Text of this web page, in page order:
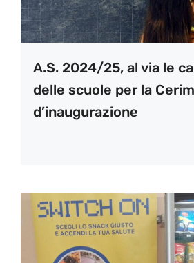
A.S. 2024/25, al via le
delle scuole per la
d’inaugurazione